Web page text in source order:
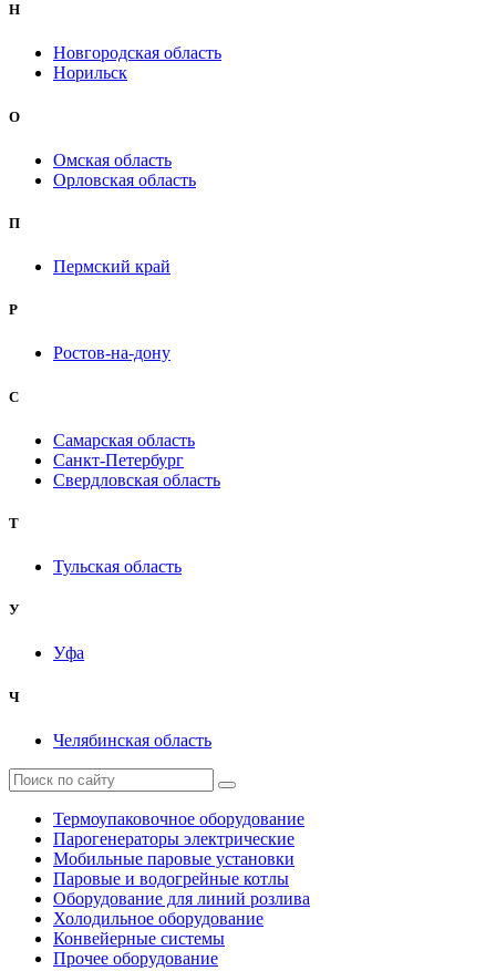
Н
Новгородская область
Норильск
О
Омская область
Орловская область
П
Пермский край
Р
Ростов-на-дону
С
Самарская область
Санкт-Петербург
Свердловская область
Т
Тульская область
У
Уфа
Ч
Челябинская область
Термоупаковочное оборудование
Парогенераторы электрические
Мобильные паровые установки
Паровые и водогрейные котлы
Оборудование для линий розлива
Холодильное оборудование
Конвейерные системы
Прочее оборудование